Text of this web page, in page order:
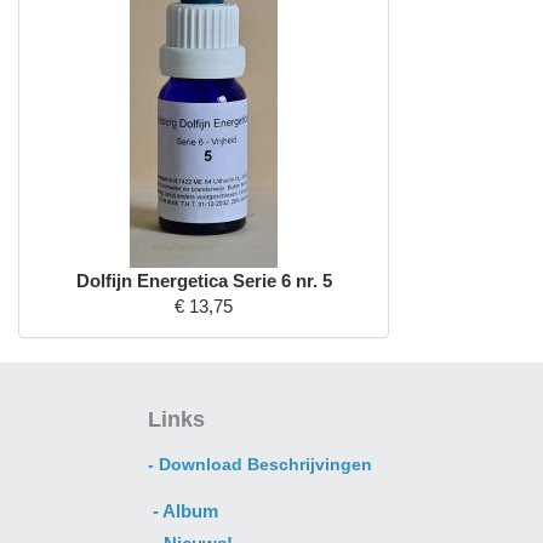
Dolfijn Energetica Serie 6 nr. 5
€ 13,75
Links
- Download Beschrijvingen
- Album